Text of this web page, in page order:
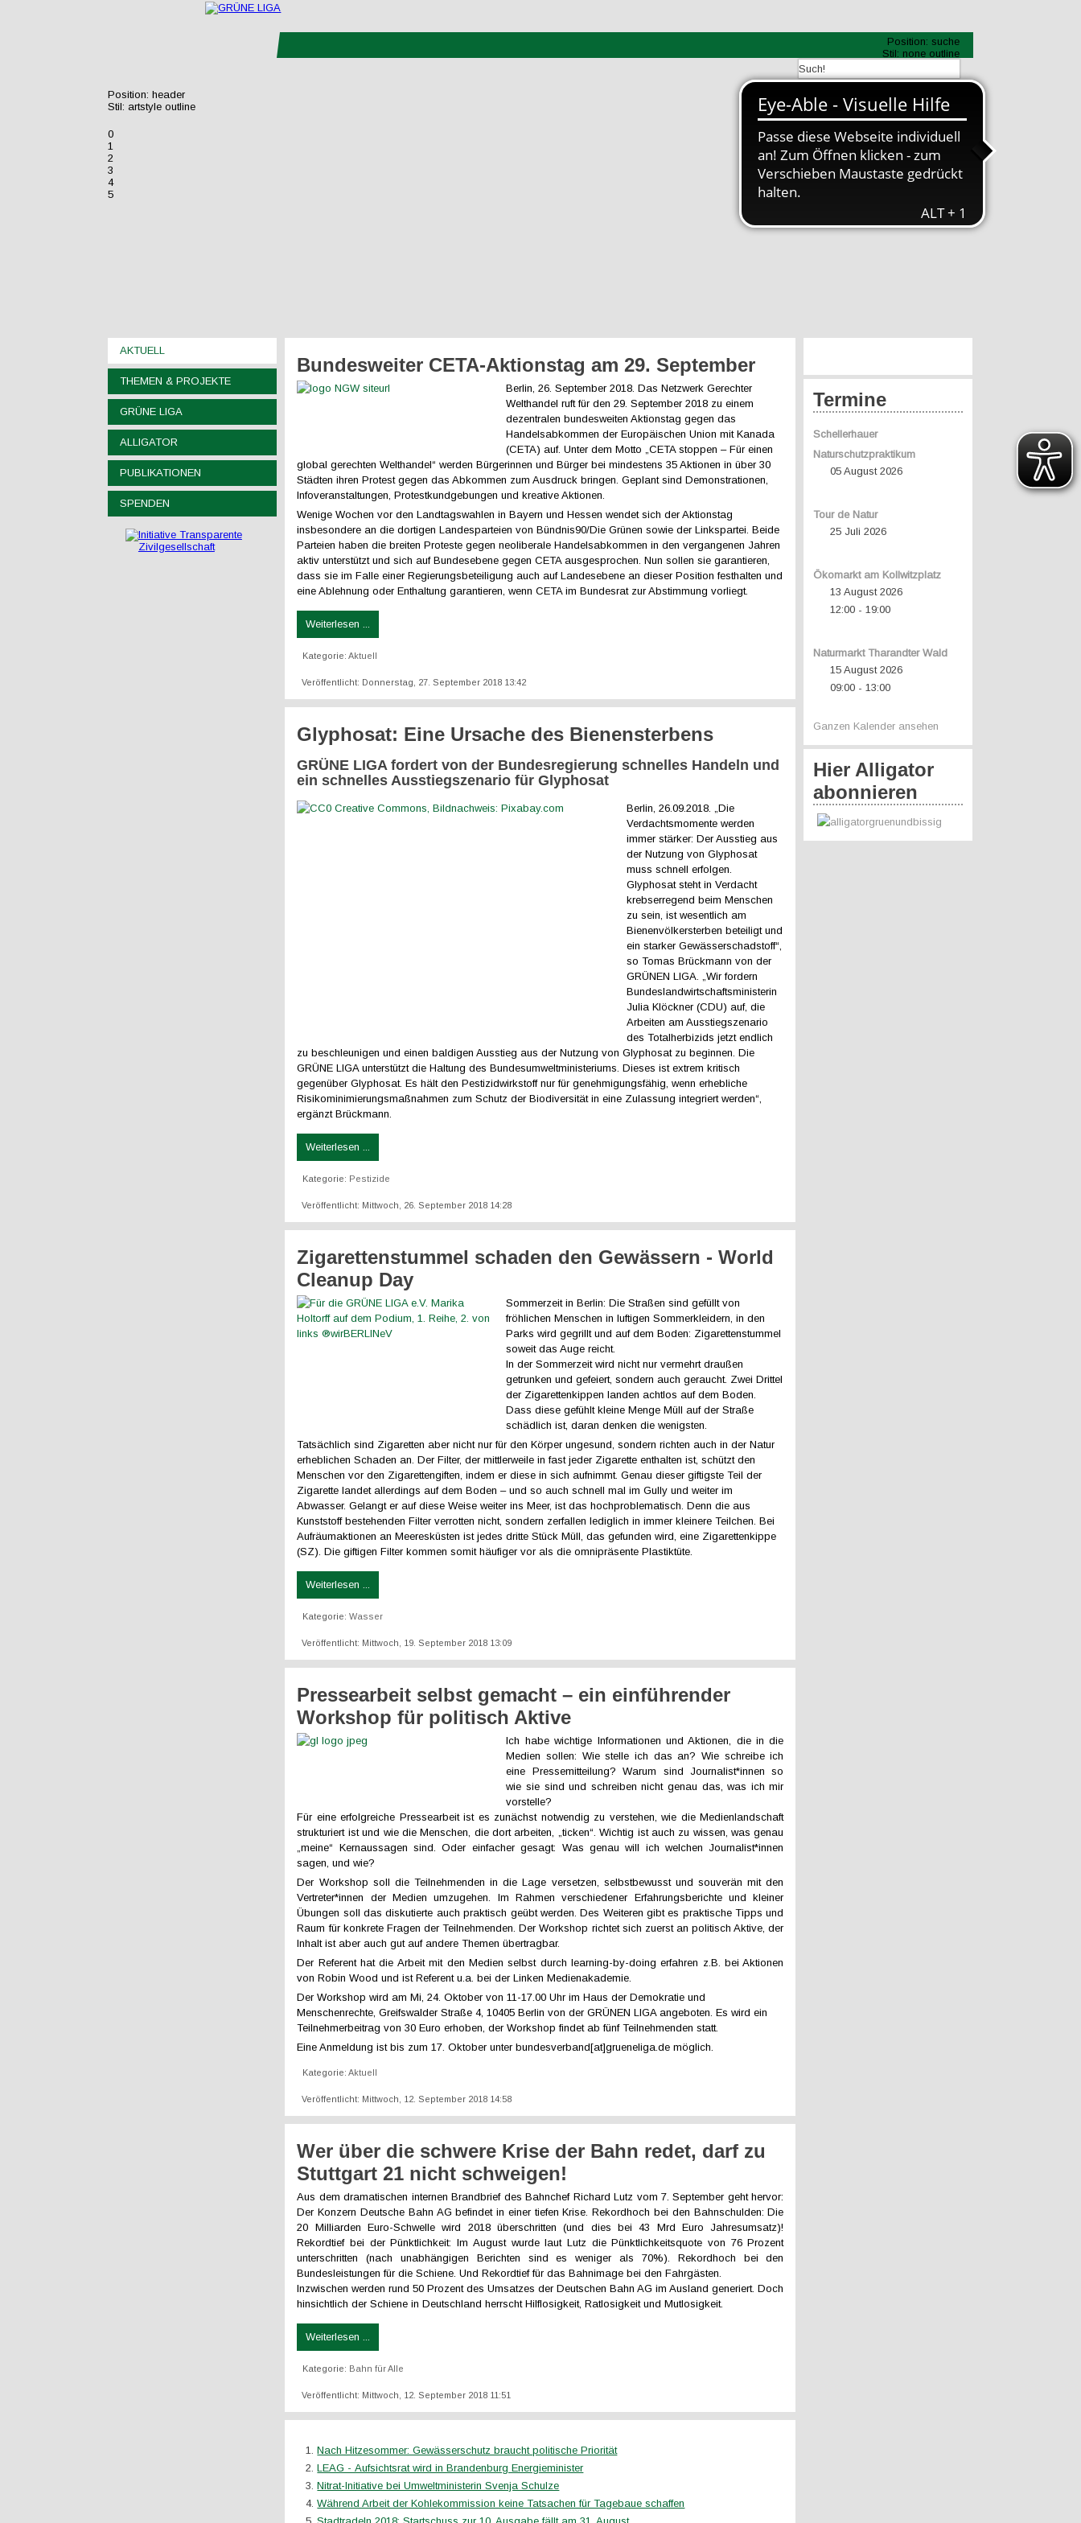
Position: suche
Stil: none outline
Position: header
Stil: artstyle outline
0
1
2
3
4
5
AKTUELL
THEMEN & PROJEKTE
GRÜNE LIGA
ALLIGATOR
PUBLIKATIONEN
SPENDEN
Bundesweiter CETA-Aktionstag am 29. September
Berlin, 26. September 2018. Das Netzwerk Gerechter
Welthandel ruft für den 29. September 2018 zu einem
dezentralen bundesweiten Aktionstag gegen das
Handelsabkommen der Europäischen Union mit Kanada
(CETA) auf. Unter dem Motto „CETA stoppen – Für einen
global gerechten Welthandel“ werden Bürgerinnen und Bürger bei mindestens 35 Aktionen in über 30
Städten ihren Protest gegen das Abkommen zum Ausdruck bringen. Geplant sind Demonstrationen,
Infoveranstaltungen, Protestkundgebungen und kreative Aktionen.
Wenige Wochen vor den Landtagswahlen in Bayern und Hessen wendet sich der Aktionstag
insbesondere an die dortigen Landesparteien von Bündnis90/Die Grünen sowie der Linkspartei. Beide
Parteien haben die breiten Proteste gegen neoliberale Handelsabkommen in den vergangenen Jahren
aktiv unterstützt und sich auf Bundesebene gegen CETA ausgesprochen. Nun sollen sie garantieren,
dass sie im Falle einer Regierungsbeteiligung auch auf Landesebene an dieser Position festhalten und
eine Ablehnung oder Enthaltung garantieren, wenn CETA im Bundesrat zur Abstimmung vorliegt.
Weiterlesen ...
Kategorie:Aktuell
Veröffentlicht: Donnerstag, 27. September 2018 13:42
Glyphosat: Eine Ursache des Bienensterbens
GRÜNE LIGA fordert von der Bundesregierung schnelles Handeln und
ein schnelles Ausstiegszenario für Glyphosat
Berlin, 26.09.2018. „Die
Verdachtsmomente werden
immer stärker: Der Ausstieg aus
der Nutzung von Glyphosat
muss schnell erfolgen.
Glyphosat steht in Verdacht
krebserregend beim Menschen
zu sein, ist wesentlich am
Bienenvölkersterben beteiligt und
ein starker Gewässerschadstoff“,
so Tomas Brückmann von der
GRÜNEN LIGA. „Wir fordern
Bundeslandwirtschaftsministerin
Julia Klöckner (CDU) auf, die
Arbeiten am Ausstiegszenario
des Totalherbizids jetzt endlich
zu beschleunigen und einen baldigen Ausstieg aus der Nutzung von Glyphosat zu beginnen. Die
GRÜNE LIGA unterstützt die Haltung des Bundesumweltministeriums. Dieses ist extrem kritisch
gegenüber Glyphosat. Es hält den Pestizidwirkstoff nur für genehmigungsfähig, wenn erhebliche
Risikominimierungsmaßnahmen zum Schutz der Biodiversität in eine Zulassung integriert werden“,
ergänzt Brückmann.
Weiterlesen ...
Kategorie: Pestizide
Veröffentlicht: Mittwoch, 26. September 2018 14:28
Zigarettenstummel schaden den Gewässern - World
Cleanup Day
Sommerzeit in Berlin: Die Straßen sind gefüllt von
fröhlichen Menschen in luftigen Sommerkleidern, in den
Parks wird gegrillt und auf dem Boden: Zigarettenstummel
soweit das Auge reicht.
In der Sommerzeit wird nicht nur vermehrt draußen
getrunken und gefeiert, sondern auch geraucht. Zwei Drittel
der Zigarettenkippen landen achtlos auf dem Boden.
Dass diese gefühlt kleine Menge Müll auf der Straße
schädlich ist, daran denken die wenigsten.
Tatsächlich sind Zigaretten aber nicht nur für den Körper ungesund, sondern richten auch in der Natur
erheblichen Schaden an. Der Filter, der mittlerweile in fast jeder Zigarette enthalten ist, schützt den
Menschen vor den Zigarettengiften, indem er diese in sich aufnimmt. Genau dieser giftigste Teil der
Zigarette landet allerdings auf dem Boden – und so auch schnell mal im Gully und weiter im
Abwasser. Gelangt er auf diese Weise weiter ins Meer, ist das hochproblematisch. Denn die aus
Kunststoff bestehenden Filter verrotten nicht, sondern zerfallen lediglich in immer kleinere Teilchen. Bei
Aufräumaktionen an Meeresküsten ist jedes dritte Stück Müll, das gefunden wird, eine Zigarettenkippe
(SZ). Die giftigen Filter kommen somit häufiger vor als die omnipräsente Plastiktüte.
Weiterlesen ...
Kategorie:Wasser
Veröffentlicht: Mittwoch, 19. September 2018 13:09
Pressearbeit selbst gemacht – ein einführender
Workshop für politisch Aktive
Ich habe wichtige Informationen und Aktionen, die in die
Medien sollen: Wie stelle ich das an? Wie schreibe ich
eine Pressemitteilung? Warum sind Journalist*innen so
wie sie sind und schreiben nicht genau das, was ich mir
vorstelle?
Für eine erfolgreiche Pressearbeit ist es zunächst notwendig zu verstehen, wie die Medienlandschaft
strukturiert ist und wie die Menschen, die dort arbeiten, „ticken“. Wichtig ist auch zu wissen, was genau
„meine“ Kernaussagen sind. Oder einfacher gesagt: Was genau will ich welchen Journalist*innen
sagen, und wie?
Der Workshop soll die Teilnehmenden in die Lage versetzen, selbstbewusst und souverän mit den
Vertreter*innen der Medien umzugehen. Im Rahmen verschiedener Erfahrungsberichte und kleiner
Übungen soll das diskutierte auch praktisch geübt werden. Des Weiteren gibt es praktische Tipps und
Raum für konkrete Fragen der Teilnehmenden. Der Workshop richtet sich zuerst an politisch Aktive, der
Inhalt ist aber auch gut auf andere Themen übertragbar.
Der Referent hat die Arbeit mit den Medien selbst durch learning-by-doing erfahren z.B. bei Aktionen
von Robin Wood und ist Referent u.a. bei der Linken Medienakademie.
Der Workshop wird am Mi, 24. Oktober von 11-17.00 Uhr im Haus der Demokratie und
Menschenrechte, Greifswalder Straße 4, 10405 Berlin von der GRÜNEN LIGA angeboten. Es wird ein
Teilnehmerbeitrag von 30 Euro erhoben, der Workshop findet ab fünf Teilnehmenden statt.
Eine Anmeldung ist bis zum 17. Oktober unter bundesverband[at]grueneliga.de möglich.
Kategorie:Aktuell
Veröffentlicht: Mittwoch, 12. September 2018 14:58
Wer über die schwere Krise der Bahn redet, darf zu
Stuttgart 21 nicht schweigen!
Aus dem dramatischen internen Brandbrief des Bahnchef Richard Lutz vom 7. September geht hervor:
Der Konzern Deutsche Bahn AG befindet in einer tiefen Krise. Rekordhoch bei den Bahnschulden: Die
20 Milliarden Euro-Schwelle wird 2018 überschritten (und dies bei 43 Mrd Euro Jahresumsatz)!
Rekordtief bei der Pünktlichkeit: Im August wurde laut Lutz die Pünktlichkeitsquote von 76 Prozent
unterschritten (nach unabhängigen Berichten sind es weniger als 70%). Rekordhoch bei den
Bundesleistungen für die Schiene. Und Rekordtief für das Bahnimage bei den Fahrgästen.
Inzwischen werden rund 50 Prozent des Umsatzes der Deutschen Bahn AG im Ausland generiert. Doch
hinsichtlich der Schiene in Deutschland herrscht Hilflosigkeit, Ratlosigkeit und Mutlosigkeit.
Weiterlesen ...
Kategorie: Bahn für Alle
Veröffentlicht: Mittwoch, 12. September 2018 11:51
Nach Hitzesommer: Gewässerschutz braucht politische Priorität
LEAG - Aufsichtsrat wird in Brandenburg Energieminister
Nitrat-Initiative bei Umweltministerin Svenja Schulze
Während Arbeit der Kohlekommission keine Tatsachen für Tagebaue schaffen
Termine
Schellerhauer
Naturschutzpraktikum
05 August 2026
Tour de Natur
25 Juli 2026
Ökomarkt am Kollwitzplatz
13 August 2026
12:00 -19:00
Naturmarkt Tharandter Wald
15 August 2026
09:00 -13:00
Ganzen Kalender ansehen
Hier Alligator
abonnieren